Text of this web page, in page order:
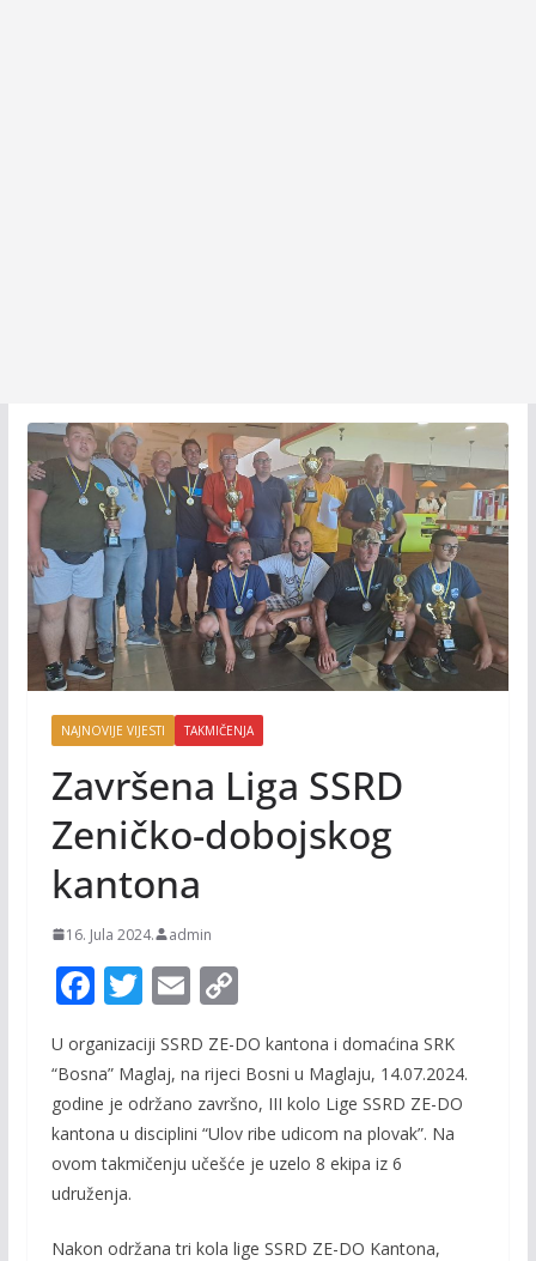
NAJNOVIJE VIJESTI TAKMIČENJA
Završena Liga SSRD
Zeničko-dobojskog
kantona
16. Jula 2024. admin
F
e
b
o
o
k
T
itt
er
E
ai
l
C
p
y
Li
n
U organizaciji SSRD ZE-DO kantona i domaćina SRK
“Bosna” Maglaj, na rijeci Bosni u Maglaju, 14.07.2024.
godine je održano završno, III kolo Lige SSRD ZE-DO
kantona u disciplini “Ulov ribe udicom na plovak”. Na
ovom takmičenju učešće je uzelo 8 ekipa iz 6
udruženja.
Nakon održana tri kola lige SSRD ZE-DO Kantona,